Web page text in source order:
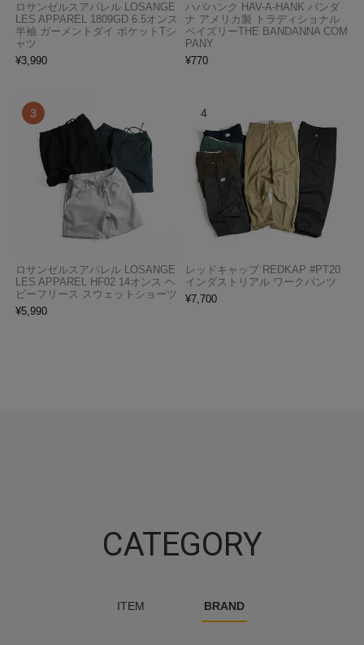
ロサンゼルスアパレル LOSANGE
LES APPAREL 1809GD 6.5オンス
半袖 ガーメントダイ ポケットTシ
ャツ
¥3,990
ハバハンク HAV-A-HANK バンダ
ナ アメリカ製 トラディショナル
ペイズリーTHE BANDANNA COM
PANY
¥770
ロサンゼルスアパレル LOSANGE
LES APPAREL HF02 14オンス ヘ
ビーフリース スウェットショーツ
¥5,990
レッドキャップ REDKAP #PT20
インダストリアル ワークパンツ
¥7,700
CATEGORY
ITEM BRAND